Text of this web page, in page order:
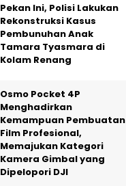
Pekan Ini, Polisi Lakukan
Rekonstruksi Kasus
Pembunuhan Anak
Tamara Tyasmara di
Kolam Renang
Osmo Pocket 4P
Menghadirkan
Kemampuan Pembuatan
Film Profesional,
Memajukan Kategori
Kamera Gimbal yang
Dipelopori DJI